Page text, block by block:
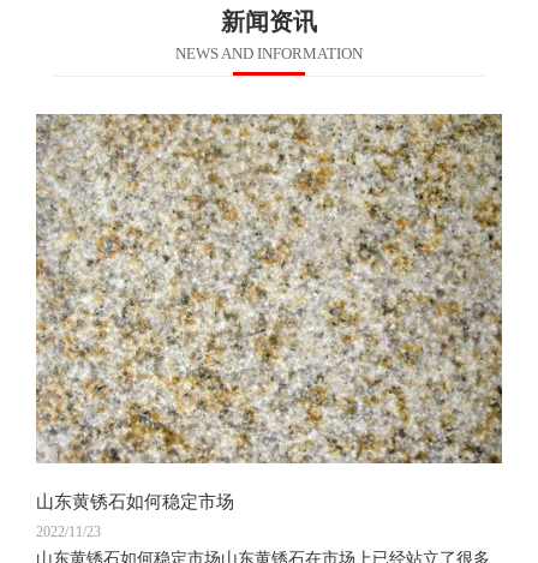
新闻资讯
NEWS AND INFORMATION
山东黄锈石如何稳定市场
2022/11/23
山东黄锈石如何稳定市场山东黄锈石在市场上已经站立了很多